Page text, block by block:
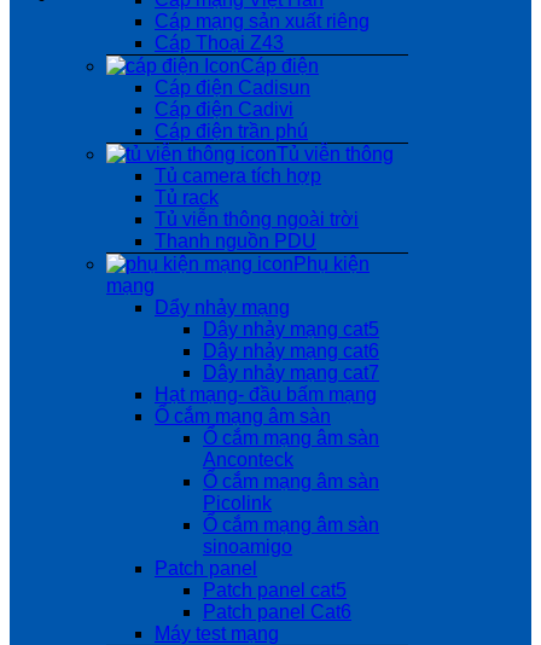
Cáp mạng sản xuất riêng
Cáp Thoại Z43
Cáp điện
Cáp điện Cadisun
Cáp điện Cadivi
Cáp điện trần phú
Tủ viễn thông
Tủ camera tích hợp
Tủ rack
Tủ viễn thông ngoài trời
Thanh nguồn PDU
Phụ kiện
mạng
Dẩy nhảy mạng
Dây nhảy mạng cat5
Dây nhảy mạng cat6
Dây nhảy mạng cat7
Hạt mạng- đầu bấm mạng
Ổ cắm mạng âm sàn
Ổ cắm mạng âm sàn
Anconteck
Ổ cắm mạng âm sàn
Picolink
Ổ cắm mạng âm sàn
sinoamigo
Patch panel
Patch panel cat5
Patch panel Cat6
Máy test mạng